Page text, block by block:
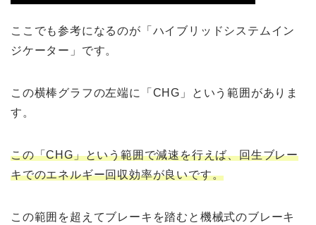
ここでも参考になるのが「ハイブリッドシステムイン
ジケーター」です。
この横棒グラフの左端に「CHG」という範囲がありま
す。
この「CHG」という範囲で減速を行えば、回生ブレー
キでのエネルギー回収効率が良いです。
この範囲を超えてブレーキを踏むと機械式のブレーキ